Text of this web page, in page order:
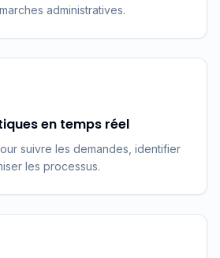
administratives.
en temps réel
suivre les demandes, identifier
les processus.